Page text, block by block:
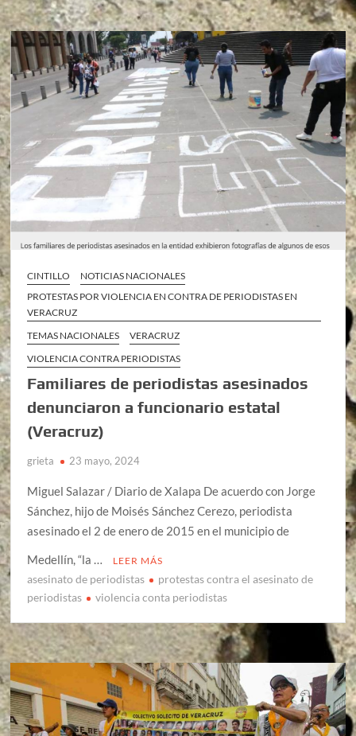
CINTILLO
NOTICIAS NACIONALES
PROTESTAS POR VIOLENCIA EN CONTRA DE PERIODISTAS EN
VERACRUZ
TEMAS NACIONALES
VERACRUZ
VIOLENCIA CONTRA PERIODISTAS
Familiares de periodistas asesinados
denunciaron a funcionario estatal
(Veracruz)
grieta 23 mayo, 2024
Miguel Salazar / Diario de Xalapa De acuerdo con Jorge
Sánchez, hijo de Moisés Sánchez Cerezo, periodista
asesinado el 2 de enero de 2015 en el municipio de
Medellín, “la …
LEER MÁS
asesinato de periodistas
protestas contra el asesinato de
periodistas
violencia conta periodistas